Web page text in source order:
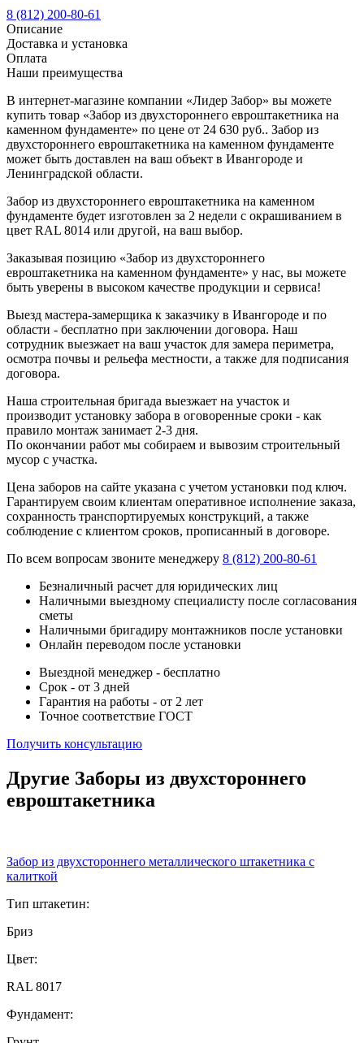
8 (812) 200-80-61
Описание
Доставка и установка
Оплата
Наши преимущества
В интернет-магазине компании «Лидер Забор» вы можете
купить товар «Забор из двухстороннего евроштакетника на
каменном фундаменте» по цене от 24 630 руб.. Забор из
двухстороннего евроштакетника на каменном фундаменте
может быть доставлен на ваш объект в Ивангороде и
Ленинградской области.
Забор из двухстороннего евроштакетника на каменном
фундаменте будет изготовлен за 2 недели с окрашиванием в
цвет RAL 8014 или другой, на ваш выбор.
Заказывая позицию «Забор из двухстороннего
евроштакетника на каменном фундаменте» у нас, вы можете
быть уверены в высоком качестве продукции и сервиса!
Выезд мастера-замерщика к заказчику в Ивангороде и по
области - бесплатно при заключении договора. Наш
сотрудник выезжает на ваш участок для замера периметра,
осмотра почвы и рельефа местности, а также для подписания
договора.
Наша строительная бригада выезжает на участок и
производит установку забора в оговоренные сроки - как
правило монтаж занимает 2-3 дня.
По окончании работ мы собираем и вывозим строительный
мусор с участка.
Цена заборов на сайте указана с учетом установки под ключ.
Гарантируем своим клиентам оперативное исполнение заказа,
сохранность транспортируемых конструкций, а также
соблюдение с клиентом сроков, прописанный в договоре.
По всем вопросам звоните менеджеру 8 (812) 200-80-61
Безналичный расчет для юридических лиц
Наличными выездному специалисту после согласования
сметы
Наличными бригадиру монтажников после установки
Онлайн переводом после установки
Выездной менеджер - бесплатно
Срок - от 3 дней
Гарантия на работы - от 2 лет
Точное соответствие ГОСТ
Получить консультацию
Другие Заборы из двухстороннего
евроштакетника
Забор из двухстороннего металлического штакетника с
калиткой
Тип штакетин:
Бриз
Цвет:
RAL 8017
Фундамент: